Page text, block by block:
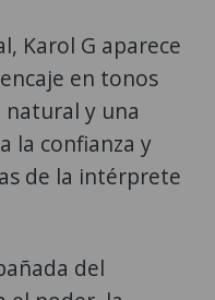
Karol G aparece
en tonos
y una
la confianza y
de la intérprete
del